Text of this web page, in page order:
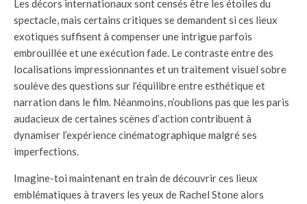
Les décors internationaux sont censés être les étoiles du
spectacle, mais certains critiques se demandent si ces lieux
exotiques suffisent à compenser une intrigue parfois
embrouillée et une exécution fade. Le contraste entre des
localisations impressionnantes et un traitement visuel sobre
soulève des questions sur l’équilibre entre esthétique et
narration dans le film. Néanmoins, n’oublions pas que les paris
audacieux de certaines scènes d’action contribuent à
dynamiser l’expérience cinématographique malgré ses
imperfections.
Imagine-toi maintenant en train de découvrir ces lieux
emblématiques à travers les yeux de Rachel Stone alors